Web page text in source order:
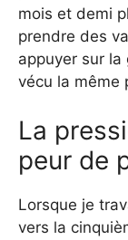
mois et demi
prendre des
appuyer sur
vécu la même
La
peur de
Lorsque je
vers la